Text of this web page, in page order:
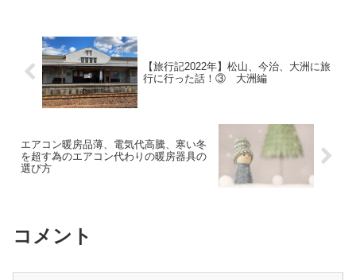
【旅行記2022年】松山、今治、大洲に旅
行に行った話！③ 大洲編
エアコン暖房品薄、電気代高騰、寒い冬
を超す為のエアコン代わりの暖房器具の
選び方
コメント